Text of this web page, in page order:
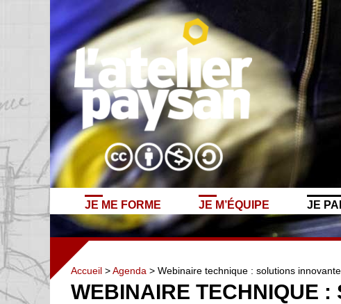
JE ME FORME JE M’ÉQUIPE JE
Accueil >Agenda > Webinaire technique : solutions
WEBINAIRE TECHNIQUE :